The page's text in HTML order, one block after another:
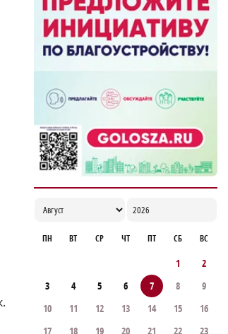
Строительство новых станций
нижегородского метро планируют
закончить к 2028 году
19:51
ХК «Торпедо» опубликовал состав на
предсезонный сбор
ПН ВТ СР ЧТ ПТ СБ ВС
1
2
3
4 5 6 7 8
9
10
11 12 13 14 15
16
17
18 19 20 21 22
23